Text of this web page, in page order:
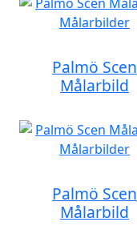
Palmö Scen
Målarbild
Palmö Scen
Målarbild